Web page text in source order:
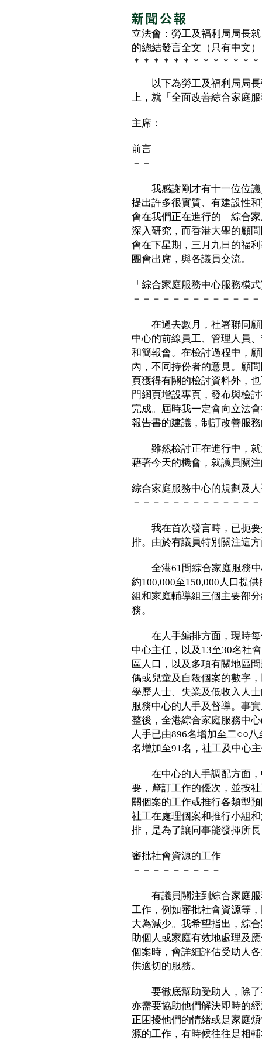
立法會：勞工及福利局局長
的總結發言全文（只有中文）
＊＊＊＊＊＊＊＊＊＊＊＊
以下為勞工及福利局局長
上，就「全面改善綜合家庭
主席：
前言
－－
我感謝剛才有十一位位議
提出許多很實質、有建設性
會在我們正在進行的「綜合
深入研究，而香港大學的顧
會在下星期，三月九日的福
團會出席，與各議員交流。
「綜合家庭服務中心服務模
－－－－－－－－－－－－
在過去數月，社署聯同顧
中心的前線員工、管理人員
和簡報會。在檢討過程中，
內，不同持份者的意見。顧
頁獲得有關的檢討資料外，
門網頁增設專頁，發布與檢
完成。屆時我一定會向立法
報告書的建議，制訂改善服
雖然檢討正在進行中，就
藉著今天的機會，就議員關
綜合家庭服務中心的規劃及
－－－－－－－－－－－－
我在首次發言時，已扼要
排。由於有議員特別關注這
全港61間綜合家庭服務中
約100,000至150,000人口提
組和家庭輔導組三個主要部
務。
在人手編排方面，現時每
中心主任，以及13至30名社
區人口，以及多項有關地區
偶或兒童及自殺個案的數字
學歷人士、失業及低收入人
服務中心的人手及督導。事
整後，全港綜合家庭服務中
人手已由896名增加至二○○
名增加至91名，社工及中心
在中心的人手調配方面，
要，釐訂工作的優次，並按
關個案的工作或推行各類型
社工在處理個案和推行小組
排，是為了讓同事能發揮所
審批社會資源的工作
－－－－－－－－－
有議員關注到綜合家庭服
工作，例如審批社會資源等
大為減少。我希望指出，綜
助個人或家庭有效地處理及
個案時，會詳細評估受助人
供適切的服務。
要徹底幫助受助人，除了
亦需要協助他們解決即時的
正困擾他們的情緒或是家庭
源的工作，有時候往往是相